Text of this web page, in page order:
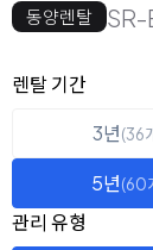
동양렌탈
옵션 선택
렌탈 선택
렌탈 기간
3년(36
5년(60
관리 유형